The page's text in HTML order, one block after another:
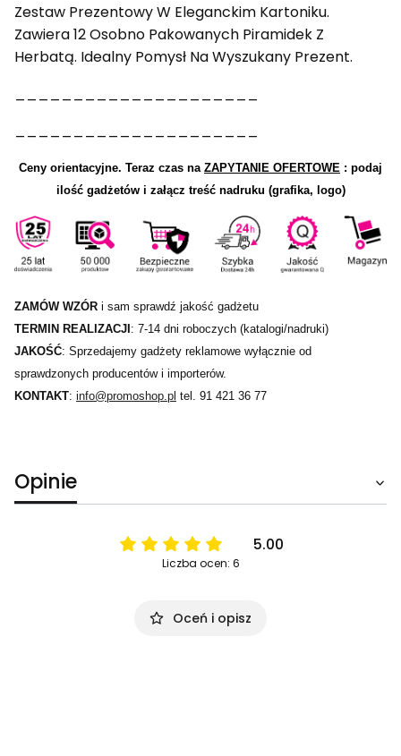
Zestaw Prezentowy W Eleganckim Kartoniku.
Zawiera 12 Osobno Pakowanych Piramidek Z
Herbatą. Idealny Pomysł Na Wyszukany Prezent.
Ceny orientacyjne. Teraz czas na ZAPYTANIE OFERTOWE : podaj
ilość gadżetów i załącz treść nadruku (grafika, logo)
ZAMÓW WZÓR i sam sprawdź jakość gadżetu
TERMIN REALIZACJI: 7-14 dni roboczych (katalogi/nadruki)
JAKOŚĆ: Sprzedajemy gadżety reklamowe wyłącznie od
sprawdzonych producentów i importerów.
KONTAKT: info@promoshop.pl tel. 91 421 36 77
Opinie
5.00
Liczba ocen: 6
Oceń i opisz